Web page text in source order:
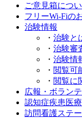
ご意見箱につ
フリーWi-Fiの
治験情報
・ 治験と
・ 治験審
・ 治験情
・ 閲覧可
・ 閲覧に
広報・ボラン
認知症疾患医
訪問看護ステ